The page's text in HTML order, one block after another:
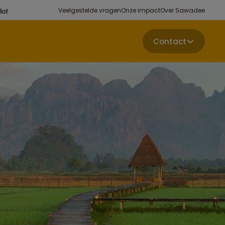
Veelgestelde vragenOnze impactOver Sawadee
Contact